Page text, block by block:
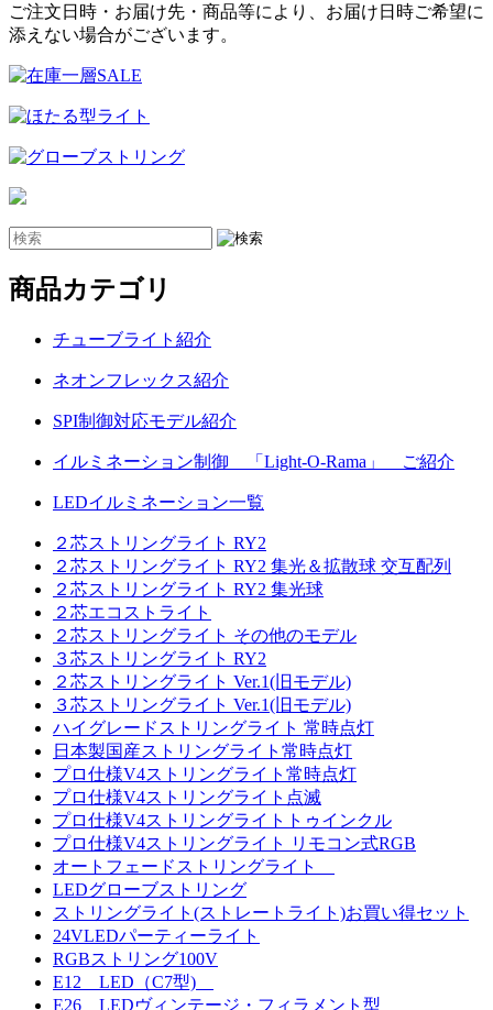
ご注文日時・お届け先・商品等により、お届け日時ご希望に
添えない場合がございます。
商品カテゴリ
チューブライト紹介
ネオンフレックス紹介
SPI制御対応モデル紹介
イルミネーション制御 「Light-O-Rama」 ご紹介
LEDイルミネーション一覧
２芯ストリングライト RY2
２芯ストリングライト RY2 集光＆拡散球 交互配列
２芯ストリングライト RY2 集光球
２芯エコストライト
２芯ストリングライト その他のモデル
３芯ストリングライト RY2
２芯ストリングライト Ver.1(旧モデル)
３芯ストリングライト Ver.1(旧モデル)
ハイグレードストリングライト 常時点灯
日本製国産ストリングライト常時点灯
プロ仕様V4ストリングライト常時点灯
プロ仕様V4ストリングライト点滅
プロ仕様V4ストリングライトトゥインクル
プロ仕様V4ストリングライト リモコン式RGB
オートフェードストリングライト
LEDグローブストリング
ストリングライト(ストレートライト)お買い得セット
24VLEDパーティーライト
RGBストリング100V
E12 LED（C7型)
E26 LEDヴィンテージ・フィラメント型